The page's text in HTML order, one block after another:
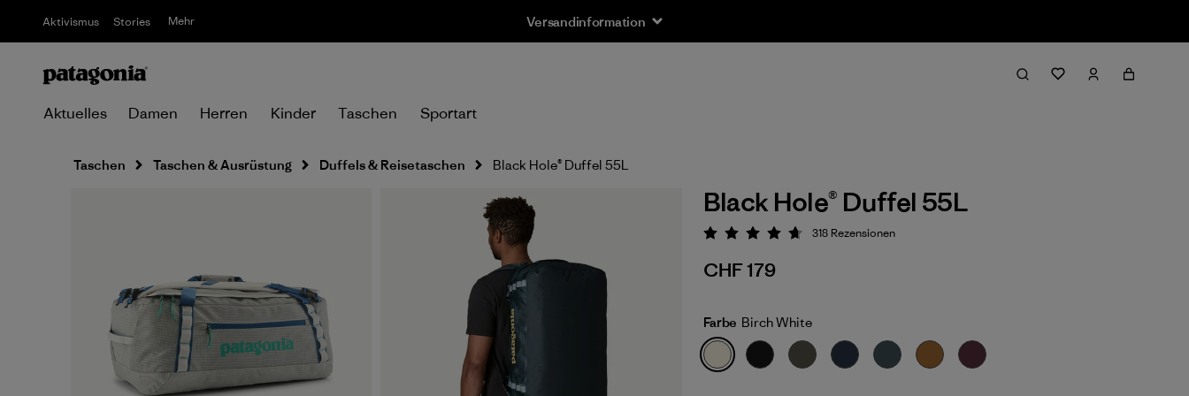
Aktivismus Stories Mehr Versandinformation
Aktuelles Damen Herren Kinder Taschen Sportart
Taschen Taschen & Ausrüstung Duffels & Reisetaschen Black Hole® Duffel 55L
Black Hole® Duffel 55L
Bewertung: 4.7 / 5
318 Rezensionen
CHF 179
Farbe Birch White